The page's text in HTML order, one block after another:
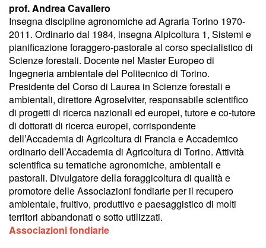
prof. Andrea Cavallero
Insegna discipline agronomiche ad Agraria Torino 1970-
2011. Ordinario dal 1984, insegna Alpicoltura 1, Sistemi e
pianificazione foraggero-pastorale al corso specialistico di
Scienze forestali. Docente nel Master Europeo di
Ingegneria ambientale del Politecnico di Torino.
Presidente del Corso di Laurea in Scienze forestali e
ambientali, direttore Agroselviter, responsabile scientifico
di progetti di ricerca nazionali ed europei, tutore e co-tutore
di dottorati di ricerca europei, corrispondente
dell’Accademia di Agricoltura di Francia e Accademico
ordinario dell’Accademia di Agricoltura di Torino. Attività
scientifica su tematiche agronomiche, ambientali e
pastorali. Divulgatore della foraggicoltura di qualità e
promotore delle Associazioni fondiarie per il recupero
ambientale, fruitivo, produttivo e paesaggistico di molti
territori abbandonati o sotto utilizzati.
Associazioni fondiarie